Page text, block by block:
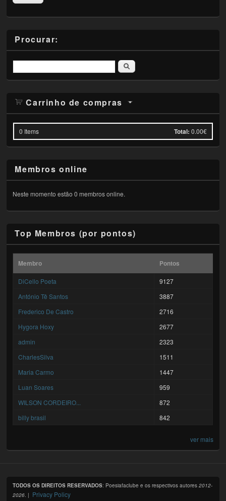
Procurar:
Pesquisar
Carrinho de compras
0 Items Total: 0.00€
Membros online
Neste momento estão 0 membros online.
Top Membros (por pontos)
Membro Pontos
DiCello Poeta
9127
António Tê Santos
3887
Frederico De Castro
2716
Hygora Hoxy
2677
admin
2323
CharlesSilva
1511
Maria Carmo
1447
Luan Soares
959
WILSON CORDEIRO...
872
billy brasil
842
ver mais
TODOS OS DIREITOS RESERVADOS: Poesiafaclube e os respectivos autores2012-
2026. | Privacy Policy